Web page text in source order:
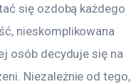
się ozdobą każdego
nieskomplikowana
osób decyduje się na
Niezależnie od tego,